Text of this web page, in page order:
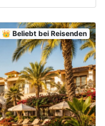
👑 Beliebt bei Reisenden